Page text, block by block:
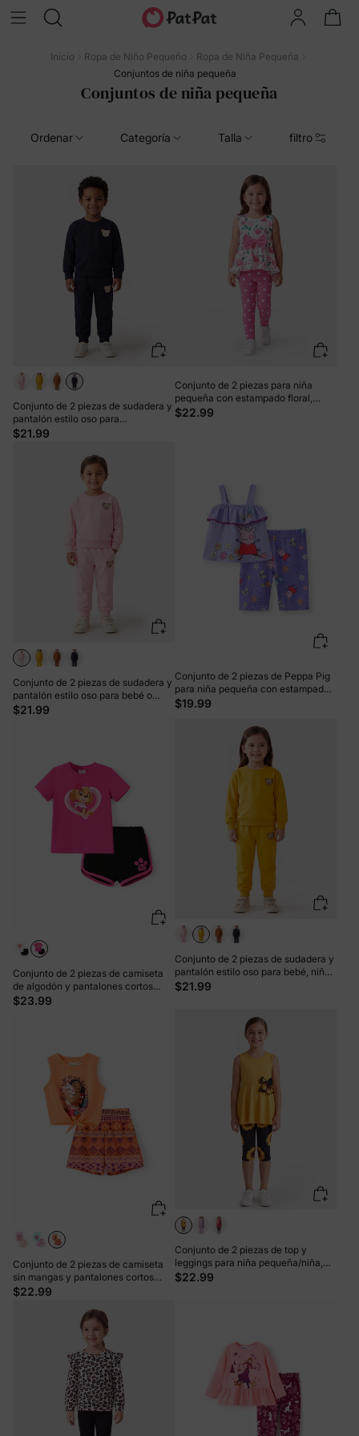
Inicio Ropa de Niño Pequeño
Ropa de Niña Pequeña
Conjuntos de niña pequeña
Conjuntos de niña pequeña
Ordenar Categoría Talla filtro
Conjunto de 2 piezas de sudadera y
pantalón estilo oso para
bebé/niña/niño, color azul oscuro
$21.99
Conjunto de 2 piezas para niña
pequeña con estampado floral,
diseño de lazo, volantes, camiseta
$22.99
Conjunto de 2 piezas de sudadera y
pantalón estilo oso para bebé o
niña, color rosa
$21.99
Conjunto de 2 piezas de Peppa Pig
para niña pequeña con estampado
floral de mariposas y volantes, sin
$19.99
Conjunto de 2 piezas de camiseta
de algodón y pantalones cortos
elásticos con estampado de
$23.99
Conjunto de 2 piezas de sudadera y
pantalón estilo oso para bebé, niña
o niño, color amarillo
$21.99
Conjunto de 2 piezas de camiseta
sin mangas y pantalones cortos
anudados de algodón Moana para
$22.99
Conjunto de 2 piezas de top y
leggings para niña pequeña/niña,
color amarillo
$22.99